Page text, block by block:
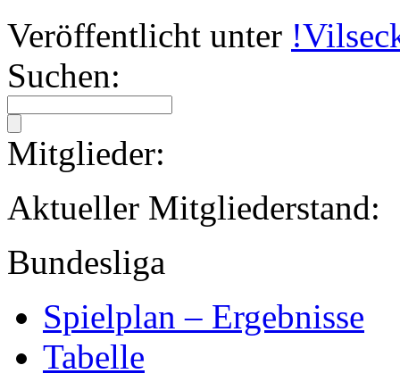
Veröffentlicht unter
Suchen:
Mitglieder:
Aktueller
Bundesliga
Spielplan – Ergebnisse
Tabelle